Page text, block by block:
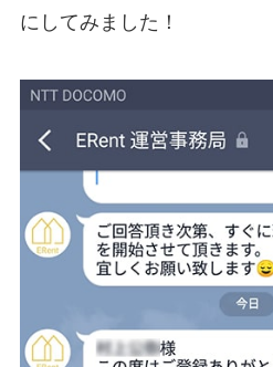
にしてみました！